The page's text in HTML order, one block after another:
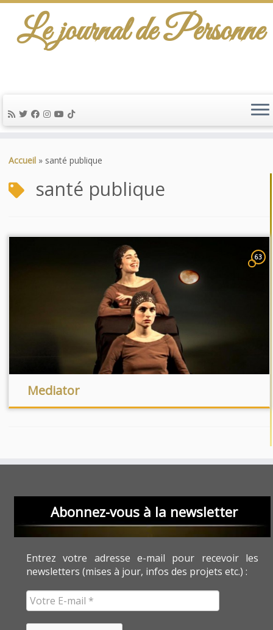
au
Le journal de Personne
Accueil » santé publique
santé publique
63
Mediator
Abonnez-vous à la newsletter
Entrez votre adresse e-mail pour recevoir les
newsletters (mises à jour, infos des projets etc.) :